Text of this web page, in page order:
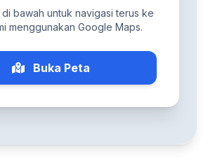
bawah untuk navigasi terus ke
menggunakan Google Maps.
Buka Peta